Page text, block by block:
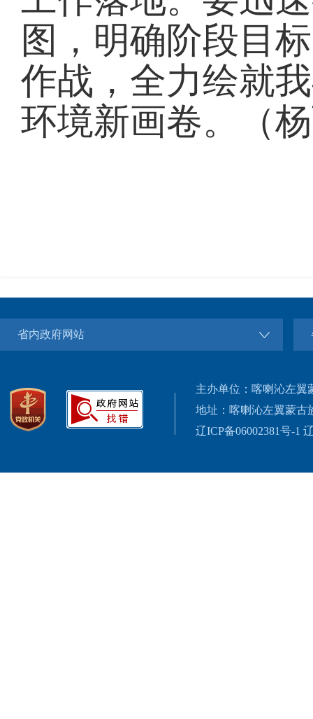
图，明确阶段目
作战，全力绘就
环境新画卷。（
省内政府网站
主办单位：喀喇沁左翼
地址：喀喇沁左翼蒙古
辽ICP备06002381号-1